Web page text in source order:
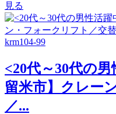
見る
<20代～30代の
留米市】クレー
／...